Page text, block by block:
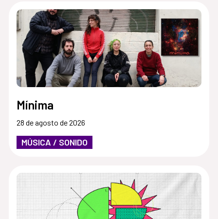
Mínima
28 de agosto de 2026
MÚSICA / SONIDO